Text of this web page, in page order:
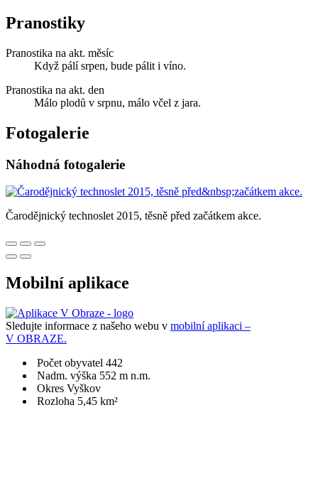
Pranostiky
Pranostika na akt. měsíc
Když pálí srpen, bude pálit i víno.
Pranostika na akt. den
Málo plodů v srpnu, málo včel z jara.
Fotogalerie
Náhodná fotogalerie
Čarodějnický technoslet 2015, těsně před začátkem akce.
Mobilní aplikace
Sledujte informace z našeho webu v mobilní aplikaci –
V OBRAZE.
Počet obyvatel 442
Nadm. výška 552 m n.m.
Okres Vyškov
Rozloha 5,45 km²